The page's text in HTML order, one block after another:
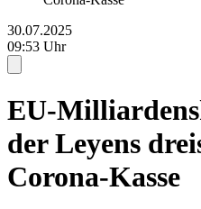
30.07.2025
09:53 Uhr
EU-
der Leyens
Corona-Kasse